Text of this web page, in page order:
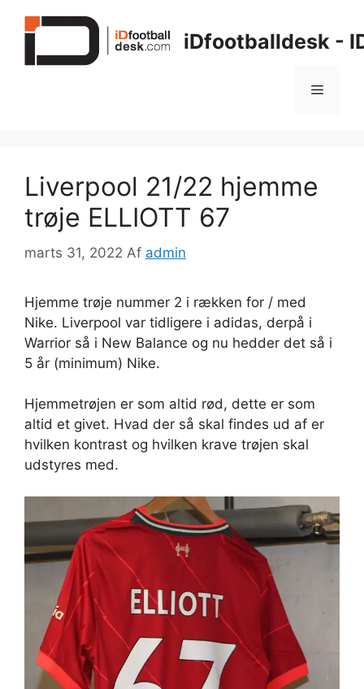
iDfootballdesk -
Menu
Liverpool 21/22 hjemme
trøje ELLIOTT 67
marts 31, 2022 Af admin
Hjemme trøje nummer 2 i rækken for / med
Nike. Liverpool var tidligere i adidas, derpå i
Warrior så i New Balance og nu hedder det så i
5 år (minimum) Nike.
Hjemmetrøjen er som altid rød, dette er som
altid et givet. Hvad der så skal findes ud af er
hvilken kontrast og hvilken krave trøjen skal
udstyres med.